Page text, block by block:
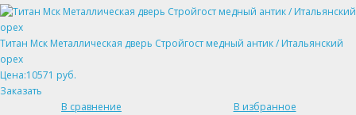
Титан Мск Металлическая дверь Стройгост медный антик / Итальянский
орех
Цена:10571 руб.
Заказать
В сравнение
В избранное